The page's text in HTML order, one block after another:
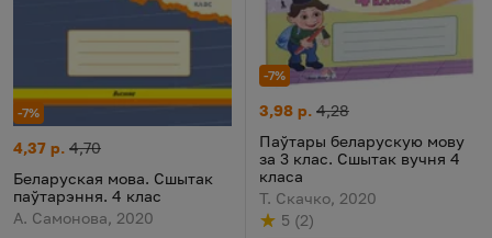
-7%
Беларуская мова. Сшытак паўтарэння. 4 клас
Цена:
4,37 р.
Старая цена:
4,70
Беларуская мова. Сшытак
паўтарэння. 4 клас
А. Самонова, 2020
-7%
Паўтары беларускую мову за
Цена:
3,98 р.
Старая цена:
4,28
Паўтары беларускую мову
за 3 клас. Сшытак вучня 4
класа
Т. Скачко, 2020
Рейтинг
5
из 5 (
по результату
2
голосов)